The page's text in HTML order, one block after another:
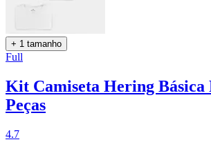
+ 1 tamanho
Full
Kit Camiseta Hering Básica
Peças
4.7